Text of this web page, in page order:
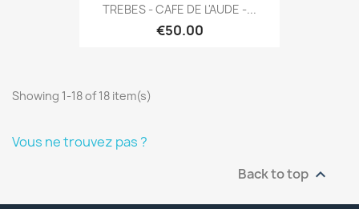
TREBES - CAFE DE L'AUDE -...
€50.00
Showing 1-18 of 18 item(s)
Vous ne trouvez pas ?
Back to top 